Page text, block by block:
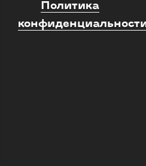
Политика